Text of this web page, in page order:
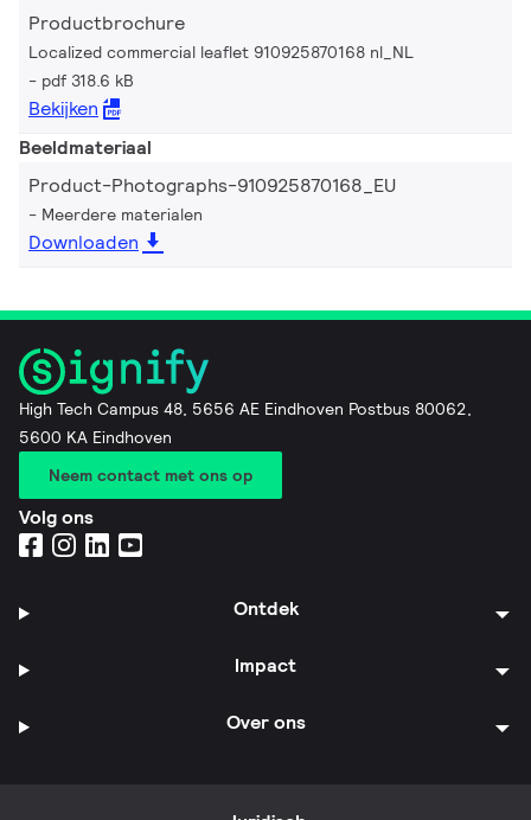
Productbrochure
Localized commercial leaflet 910925870168 nl_NL
pdf 318.6 kB
Bekijken
Beeldmateriaal
Product-Photographs-910925870168_EU
Meerdere materialen
Downloaden
High Tech Campus 48, 5656 AE Eindhoven Postbus 80062,
5600 KA Eindhoven
Neem contact met ons op
Volg ons
Ontdek
Impact
Over ons